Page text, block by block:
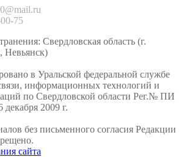
75
Свердловская область (г.
Невьянск)
в Уральской федеральной службе
информационных технологий и
по Свердловской области Рег.№ ПИ
2009 г.
без письменного согласия Редакции
сайта